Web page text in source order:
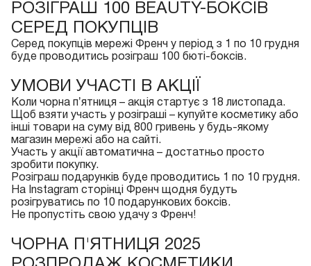
РОЗІГРАШ 100 BEAUTY-БОКСІВ
СЕРЕД ПОКУПЦІВ
Серед покупців мережі Френч у період з 1 по 10 грудня
буде проводитись розіграш 100 бюті-боксів.
УМОВИ УЧАСТІ В АКЦІЇ
Коли чорна пʼятниця – акція стартує з 18 листопада.
Щоб взяти участь у розіграші – купуйте косметику або
інші товари на суму від 800 гривень у будь-якому
магазин мережі або на сайті.
Участь у акції автоматична – достатньо просто
зробити покупку.
Розіграш подарунків буде проводитись 1 по 10 грудня.
На
Instagram сторінці Френч щодня будуть
розігруватись по 10 подарункових боксів.
Не пропустіть свою удачу з Френч!
ЧОРНА П'ЯТНИЦЯ 2025